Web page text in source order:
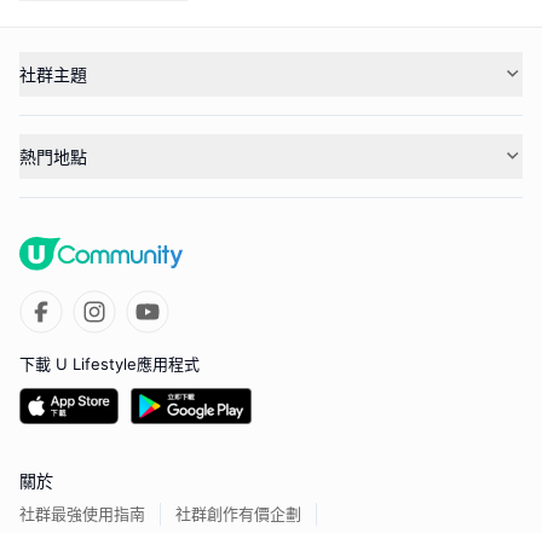
社群主題
熱門地點
下載 U Lifestyle應用程式
關於
社群最強使用指南 社群創作有價企劃